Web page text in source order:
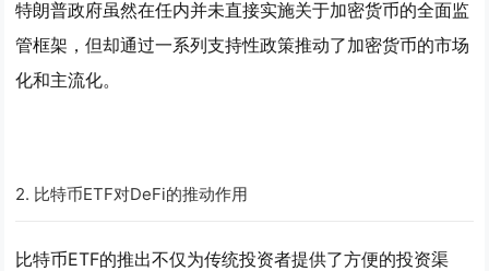
特朗普政府虽然在任内并未直接实施关于加密货币的全面监
管框架，但却通过一系列支持性政策推动了加密货币的市场
化和主流化。
2. 比特币ETF对DeFi的推动作用
比特币ETF的推出不仅为传统投资者提供了方便的投资渠